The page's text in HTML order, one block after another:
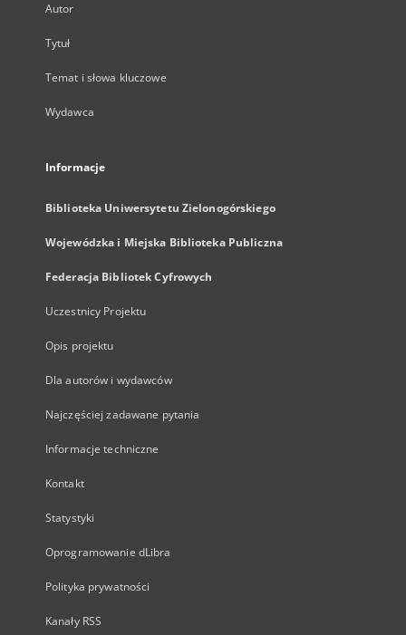
Autor
Tytuł
Temat i słowa kluczowe
Wydawca
Informacje
Biblioteka Uniwersytetu Zielonogórskiego
Wojewódzka i Miejska Biblioteka Publiczna
Federacja Bibliotek Cyfrowych
Uczestnicy Projektu
Opis projektu
Dla autorów i wydawców
Najczęściej zadawane pytania
Informacje techniczne
Kontakt
Statystyki
Oprogramowanie dLibra
Polityka prywatności
Kanały RSS